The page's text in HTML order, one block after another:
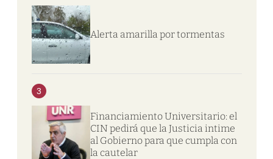
Alerta amarilla por tormentas
3
Financiamiento Universitario: el
CIN pedirá que la Justicia intime
al Gobierno para que cumpla con
la cautelar